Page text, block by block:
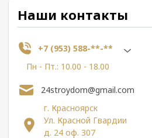
Наши контакты
+7 (953) 588-**-**
Пн - Пт.: 10.00 - 18.00
г. Красноярск
Ул. Красной Гвардии
д. 24 оф. 307
24stroydom@gmail.com